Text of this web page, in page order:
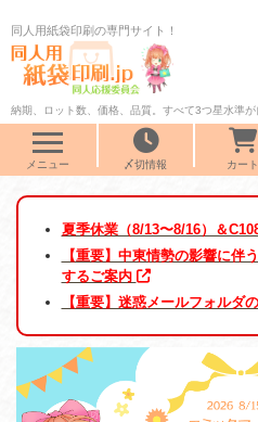
同人用紙袋印刷の専門サイト！
納期、ロット数、価格、品質。すべて3つ星水準
メニュー 〆切情報 カート
夏季休業（8/13〜8/16）＆
【重要】中東情勢の影響に伴
するご案内
【重要】迷惑メールフォルダ